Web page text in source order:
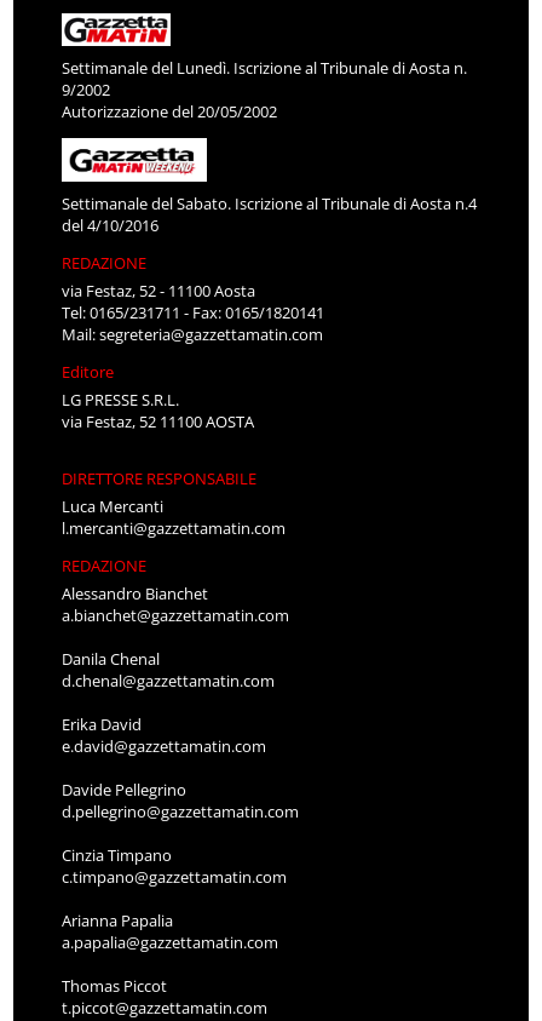
Settimanale del Lunedì. Iscrizione al Tribunale di Aosta n.
9/2002
Autorizzazione del 20/05/2002
Settimanale del Sabato. Iscrizione al Tribunale di Aosta n.4
del 4/10/2016
REDAZIONE
via Festaz, 52 - 11100 Aosta
Tel: 0165/231711 - Fax: 0165/1820141
Mail:segreteria@gazzettamatin.com
Editore
LG PRESSE S.R.L.
via Festaz, 52 11100 AOSTA
DIRETTORE RESPONSABILE
Luca Mercanti
l.mercanti@gazzettamatin.com
REDAZIONE
Alessandro Bianchet
a.bianchet@gazzettamatin.com
Danila Chenal
d.chenal@gazzettamatin.com
Erika David
e.david@gazzettamatin.com
Davide Pellegrino
d.pellegrino@gazzettamatin.com
Cinzia Timpano
c.timpano@gazzettamatin.com
Arianna Papalia
a.papalia@gazzettamatin.com
Thomas Piccot
t.piccot@gazzettamatin.com